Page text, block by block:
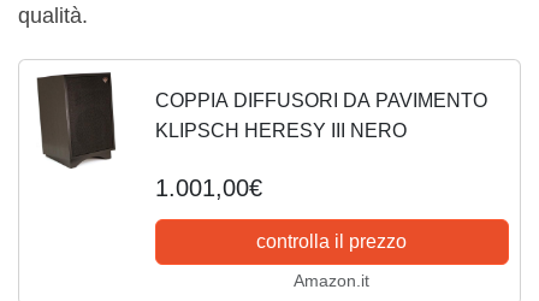
qualità.
COPPIA DIFFUSORI DA PAVIMENTO
KLIPSCH HERESY III NERO
1.001,00€
controlla il prezzo
Amazon.it